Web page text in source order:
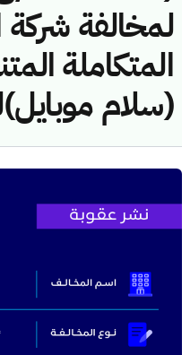
لمخالفة شركة
المتكاملة
(سلام